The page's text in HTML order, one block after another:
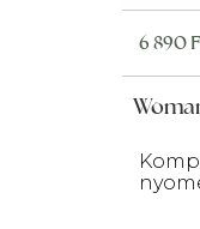
6 890